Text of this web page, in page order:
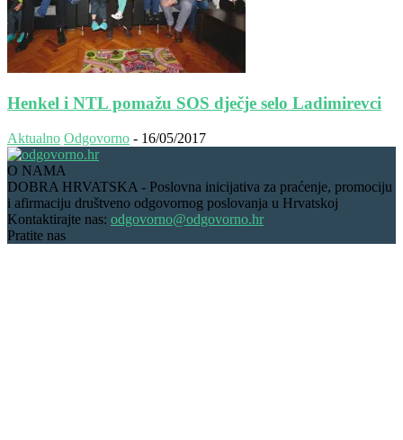
Henkel i NTL pomažu SOS dječje selo Ladimirevci
Aktualno Odgovorno - 16/05/2017
O NAMA
DOBRA HRVATSKA - Poslovna inicijativa za praćenje, promociju
i afirmaciju društveno odgovornog poslovanja u Hrvatskoj
Kontaktirajte nas: odgovorno@odgovorno.hr
Pratite nas